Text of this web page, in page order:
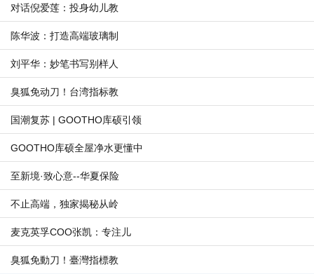
对话倪爱莲：投身幼儿教
陈华波：打造高端玻璃制
刘平华：妙笔书写别样人
臭狐免动刀！台湾指标教
国潮复苏 | GOOTHO库硕引领
GOOTHO库硕全屋净水更懂中
至新境·致心意--华夏保险
不止高端，独家揭秘从岭
麦克英孚COO张凯：专注儿
臭狐免動刀！臺灣指標教